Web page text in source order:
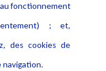
fonctionnement
; et,
des cookies de
navigation.